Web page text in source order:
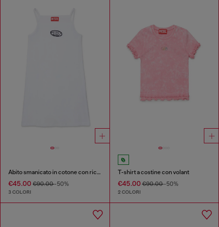
Abito smanicato in cotone con ricami
€45.00 €90.00-50%
3 COLORI
T-shirt a costine con volant
€45.00€90.00-50%
2 COLORI